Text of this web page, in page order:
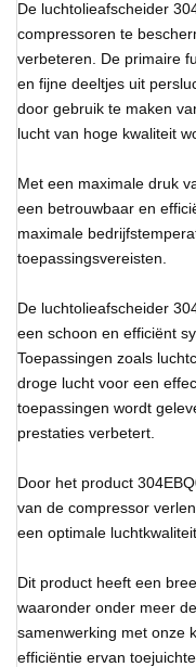
De luchtolieafscheider
compressoren te
verbeteren. De primaire
en fijne deeltjes uit
door gebruik te maken
lucht van hoge kwaliteit
Met een maximale druk
een betrouwbaar en
maximale
toepassingsvereisten.
De luchtolieafscheider
een schoon en efficiënt
Toepassingen zoals
droge lucht voor een
toepassingen wordt
prestaties verbetert.
Door het product
van de compressor
een optimale
Dit product heeft een
waaronder onder meer
samenwerking met onze
efficiëntie ervan